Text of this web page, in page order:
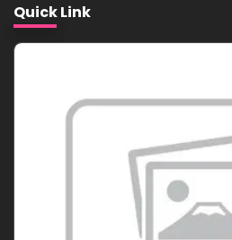
Quick Link